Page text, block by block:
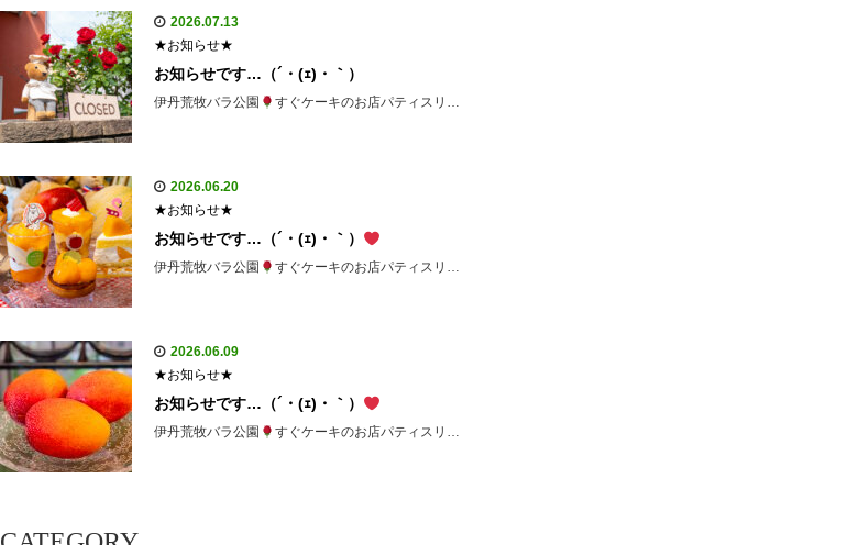
2026.07.13
★お知らせ★
お知らせです…（´・(ｪ)・｀）
伊丹荒牧バラ公園 すぐケーキのお店パティスリ…
2026.06.20
★お知らせ★
お知らせです…（´・(ｪ)・｀）
伊丹荒牧バラ公園 すぐケーキのお店パティスリ…
2026.06.09
★お知らせ★
お知らせです…（´・(ｪ)・｀）
伊丹荒牧バラ公園 すぐケーキのお店パティスリ…